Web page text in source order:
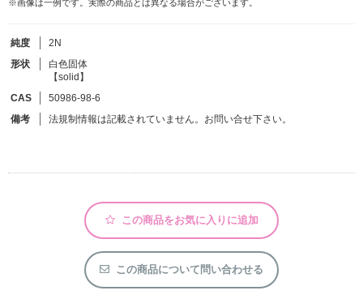
カタログコードで検索
和名・英名で検索
※画像は一例です。実際の商品とは異なる場合がございます。
純度
2N
形状
白色固体
【solid】
CAS
50986-98-6
備考
法規制情報は記載されていません。お問い合せ下さい。
この商品をお気に入りに追加
この商品について問い合わせる